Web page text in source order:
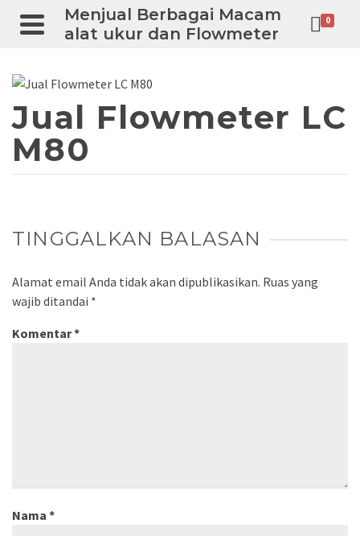
Menjual Berbagai Macam
alat ukur dan Flowmeter
0
Jual Flowmeter LC
M80
TINGGALKAN BALASAN
Alamat email Anda tidak akan dipublikasikan. Ruas yang
wajib ditandai *
Komentar*
Nama *